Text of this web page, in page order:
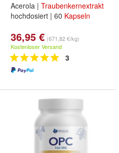
Acerola | Traubenkernextrakt
hochdosiert | 60 Kapseln
36,95 € (671,82 €/kg)
Kostenloser Versand
3